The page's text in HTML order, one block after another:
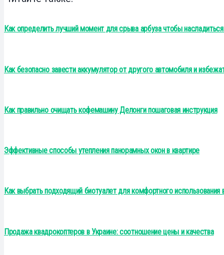
Как определить лучший момент для срыва арбуза чтобы
Как безопасно завести аккумулятор от другого автомобиля и
Как правильно очищать кофемашину Делонги пошаговая инструкция
Эффективные способы утепления панорамных окон в квартире
Как выбрать подходящий биотуалет для комфортного использования
Продажа квадрокоптеров в Украине: соотношение цены и качества